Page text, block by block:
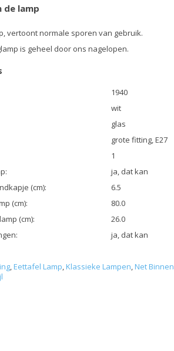
de lamp
vertoont normale sporen van gebruik.
is geheel door ons nagelopen.
1940
wit
glas
grote fitting, E27
1
ja, dat kan
(cm):
6.5
(cm):
80.0
(cm):
26.0
ja, dat kan
,Eettafel Lamp,Klassieke Lampen,Net Binnen